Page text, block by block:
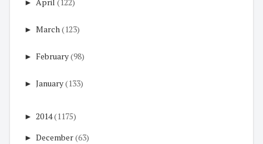
► March (123)
► February(98)
► January(133)
► 2014(1175)
► December(63)